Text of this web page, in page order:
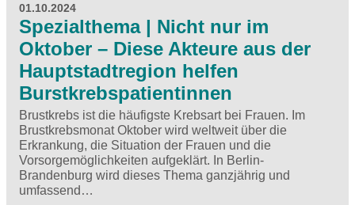
01.10.2024
Spezialthema | Nicht nur im
Oktober – Diese Akteure aus der
Hauptstadtregion helfen
Burstkrebspatientinnen
Brustkrebs ist die häufigste Krebsart bei Frauen. Im
Brustkrebsmonat Oktober wird weltweit über die
Erkrankung, die Situation der Frauen und die
Vorsorgemöglichkeiten aufgeklärt. In Berlin-
Brandenburg wird dieses Thema ganzjährig und
umfassend…